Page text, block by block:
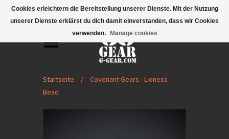
Mobile Menu
Startseite /
Covenant Gears - Lioness
Bead
Cookies erleichtern die Bereitstellung unserer Dienste. Mit der Nutzung
unserer Dienste erklärst du dich damit einverstanden, dass wir Cookies
verwenden.
Manage cookies